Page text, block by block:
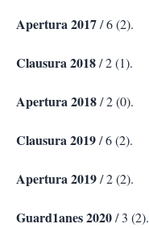
Apertura 2017/ 6 (2).
Clausura 2018/ 2 (1).
Apertura 2018/ 2 (0).
Clausura 2019/ 6 (2).
Apertura 2019/ 2 (2).
Guard1anes 2020/ 3 (2).